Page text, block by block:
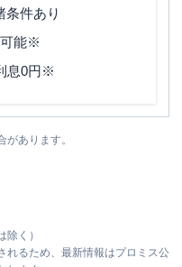
件あり
可能※
息0円※
あります。
く）
れるため、最新情報はプロミス公